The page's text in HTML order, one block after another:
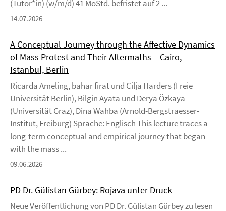
(Tutor*in) (w/m/d) 41 MoStd. befristet auf 2 ...
14.07.2026
A Conceptual Journey through the Affective Dynamics
of Mass Protest and Their Aftermaths – Cairo,
Istanbul, Berlin
Ricarda Ameling, bahar firat und Cilja Harders (Freie
Universität Berlin), Bilgin Ayata und Derya Özkaya
(Universität Graz), Dina Wahba (Arnold-Bergstraesser-
Institut, Freiburg) Sprache: Englisch This lecture traces a
long-term conceptual and empirical journey that began
with the mass ...
09.06.2026
PD Dr. Gülistan Gürbey: Rojava unter Druck
Neue Veröffentlichung von PD Dr. Gülistan Gürbey zu lesen